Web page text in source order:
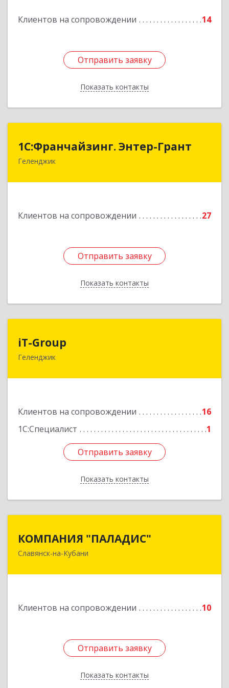
Клиентов на сопровождении 14
Отправить заявку
Показать контакты
Отправить заявку
Назад
1С:Франчайзинг. Энтер-Грант
Геленджик
Клиентов на сопровождении 27
Отправить заявку
Показать контакты
1С:Франчайзинг. Энтер-Грант
353467, Краснодарский край, Геленджик г,
Отправить заявку
Назад
iT-Group
Геленджик
Клиентов на сопровождении
16
1С:Специалист
1
Отправить заявку
Показать контакты
353460, Краснодарский край, Геленджик г,
Отправить заявку
Назад
КОМПАНИЯ "ПАЛАДИС"
Славянск-на-Кубани
Клиентов на сопровождении 10
Отправить заявку
Показать контакты
353560, Краснодарский край, Славянский р-н,
Подробнее
Отправить заявку
Назад